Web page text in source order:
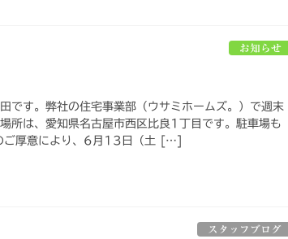
お知らせ
です。弊社の住宅事業部（ウサミホームズ。）で週末
所は、愛知県名古屋市西区比良1丁目です。駐車場も
ご厚意により、6月13日（土 […]
スタッフブログ